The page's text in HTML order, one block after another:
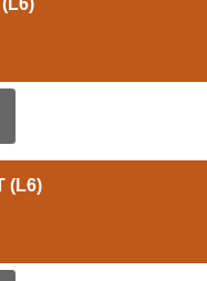
Bild vergrößern
(L6)
Bild vergrößern